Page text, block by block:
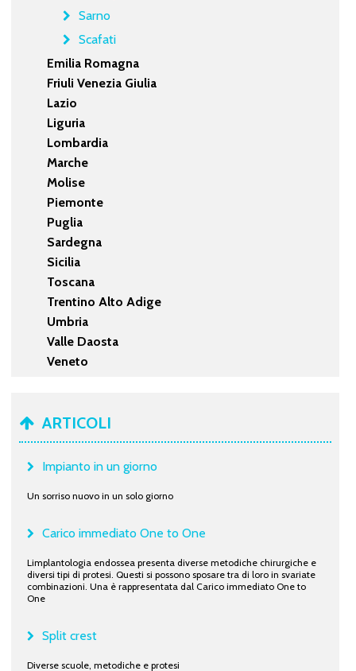
Sarno
Scafati
Emilia Romagna
Friuli Venezia Giulia
Lazio
Liguria
Lombardia
Marche
Molise
Piemonte
Puglia
Sardegna
Sicilia
Toscana
Trentino Alto Adige
Umbria
Valle Daosta
Veneto
ARTICOLI
Impianto in un giorno
Un sorriso nuovo in un solo giorno
Carico immediato One to One
Limplantologia endossea presenta diverse metodiche chirurgiche e
diversi tipi di protesi. Questi si possono sposare tra di loro in svariate
combinazioni. Una è rappresentata dal Carico immediato One to
One
Split crest
Diverse scuole, metodiche e protesi